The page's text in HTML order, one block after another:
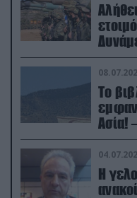
Το
Ασία!
Η